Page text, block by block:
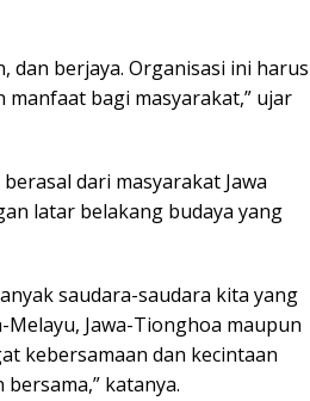
dan berjaya. Organisasi ini harus
bagi masyarakat,” ujar
dari masyarakat Jawa
latar belakang budaya yang
saudara-saudara kita yang
Melayu, Jawa-Tionghoa maupun
kebersamaan dan kecintaan
katanya.